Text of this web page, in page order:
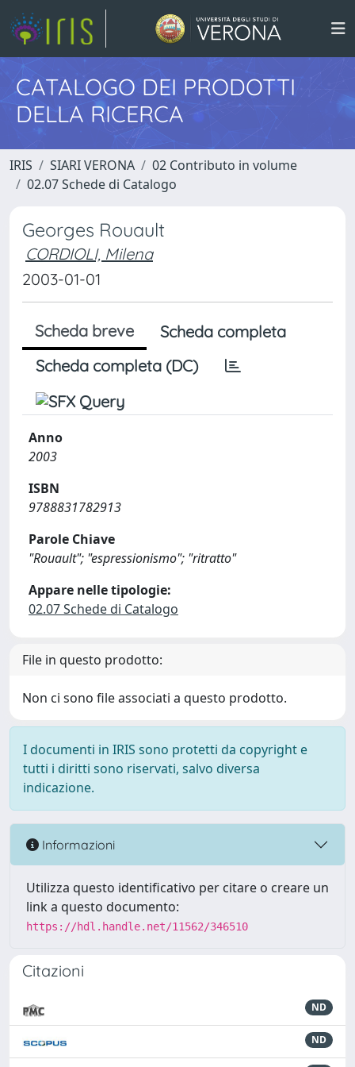
CATALOGO DEI PRODOTTI
DELLA RICERCA
IRIS SIARI VERONA
02 Contributo in volume
02.07 Schede di Catalogo
Georges Rouault
CORDIOLI, Milena
2003-01-01
Scheda breve
Scheda completa
Scheda completa (DC)
Anno
2003
ISBN
9788831782913
Parole Chiave
"Rouault"; "espressionismo"; "ritratto"
Appare nelle tipologie:
02.07 Schede di Catalogo
File in questo prodotto:
Non ci sono file associati a questo prodotto.
I documenti in IRIS sono protetti da copyright e
tutti i diritti sono riservati, salvo diversa
indicazione.
Informazioni
Utilizza questo identificativo per citare o creare un
link a questo documento:
https://hdl.handle.net/11562/346510
Citazioni
ND
ND